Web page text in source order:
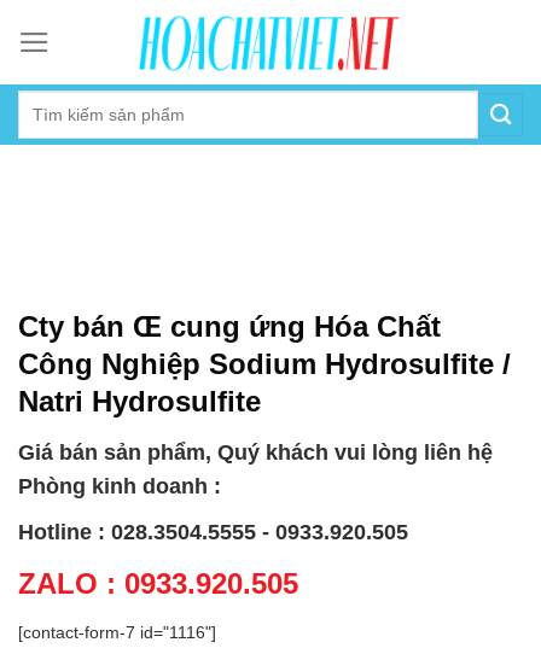
content
Cty bán Œ cung ứng Hóa Chất
Công Nghiệp Sodium Hydrosulfite /
Natri Hydrosulfite
Giá bán sản phẩm, Quý khách vui lòng liên hệ
Phòng kinh doanh :
Hotline : 028.3504.5555 - 0933.920.505
ZALO : 0933.920.505
[contact-form-7 id="1116"]